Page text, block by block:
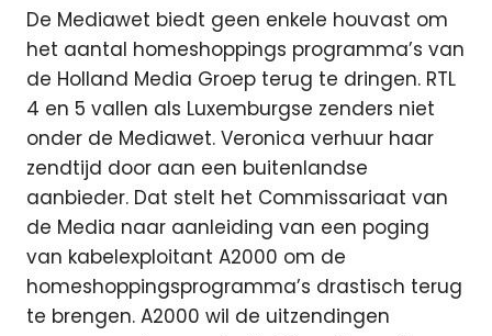
De Mediawet biedt geen enkele houvast om
het aantal homeshoppings programma’s van
de Holland Media Groep terug te dringen. RTL
4 en 5 vallen als Luxemburgse zenders niet
onder de Mediawet. Veronica verhuur haar
zendtijd door aan een buitenlandse
aanbieder. Dat stelt het Commissariaat van
de Media naar aanleiding van een poging
van kabelexploitant A2000 om de
homeshoppingsprogramma’s drastisch terug
te brengen. A2000 wil de uitzendingen